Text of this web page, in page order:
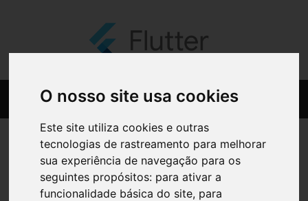
O nosso site usa cookies
Este site utiliza cookies e outras
tecnologias de rastreamento para melhorar
sua experiência de navegação para os
seguintes propósitos: para ativar a
funcionalidade básica do site, para